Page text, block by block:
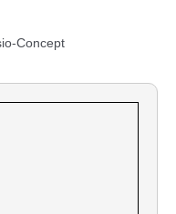
Concept